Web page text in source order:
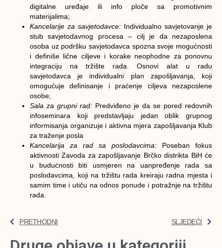
digitalne uređaje ili info ploče sa promotivnim
materijalima;
Kancelarije za savjetodavce: Individualno savjetovanje je
stub savjetodavnog procesa – cilj je da nezaposlena
osoba uz podršku savjetodavca spozna svoje mogućnosti
i definiše lične ciljeve i korake neophodne za ponovnu
integraciju na tržište rada. Osnovi alat u radu
savjetodavca je individualni plan zapošljavanja, koji
omogućuje definisanje i praćenje ciljeva nezaposlene
osobe;
Sala za grupni rad: Predviđeno je da se pored redovnih
infoseminara koji predstavljaju jedan oblik grupnog
informisanja organizuje i aktivna mjera zapošljavanja Klub
za traženje posla
Kancelarija za rad sa poslodavcima: Poseban fokus
aktivnosti Zavoda za zapošljavanje Brčko distrikta BiH će
u budućnosti biti usmjeren na uanpređenje rada sa
poslodavcima, koji na tržištu rada kreiraju radna mjesta i
samim time i utiču na odnos ponude i potražnje na tržištu
rada.
PRETHODNI SLJEDEĆI